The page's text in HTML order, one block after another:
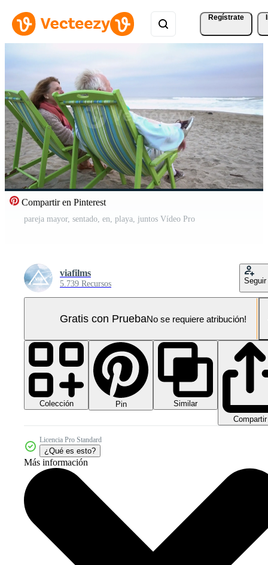
Regístrate
Compartir en Pinterest
pareja mayor, sentado, en, playa, juntos Vídeo Pro
viafilms
5.739 Recursos Seguir
Gratis con PruebaNo se requiere atribución!
Colección Pin
Similar
Compartir
Licencia Pro Standard
¿Qué es esto?
Más información